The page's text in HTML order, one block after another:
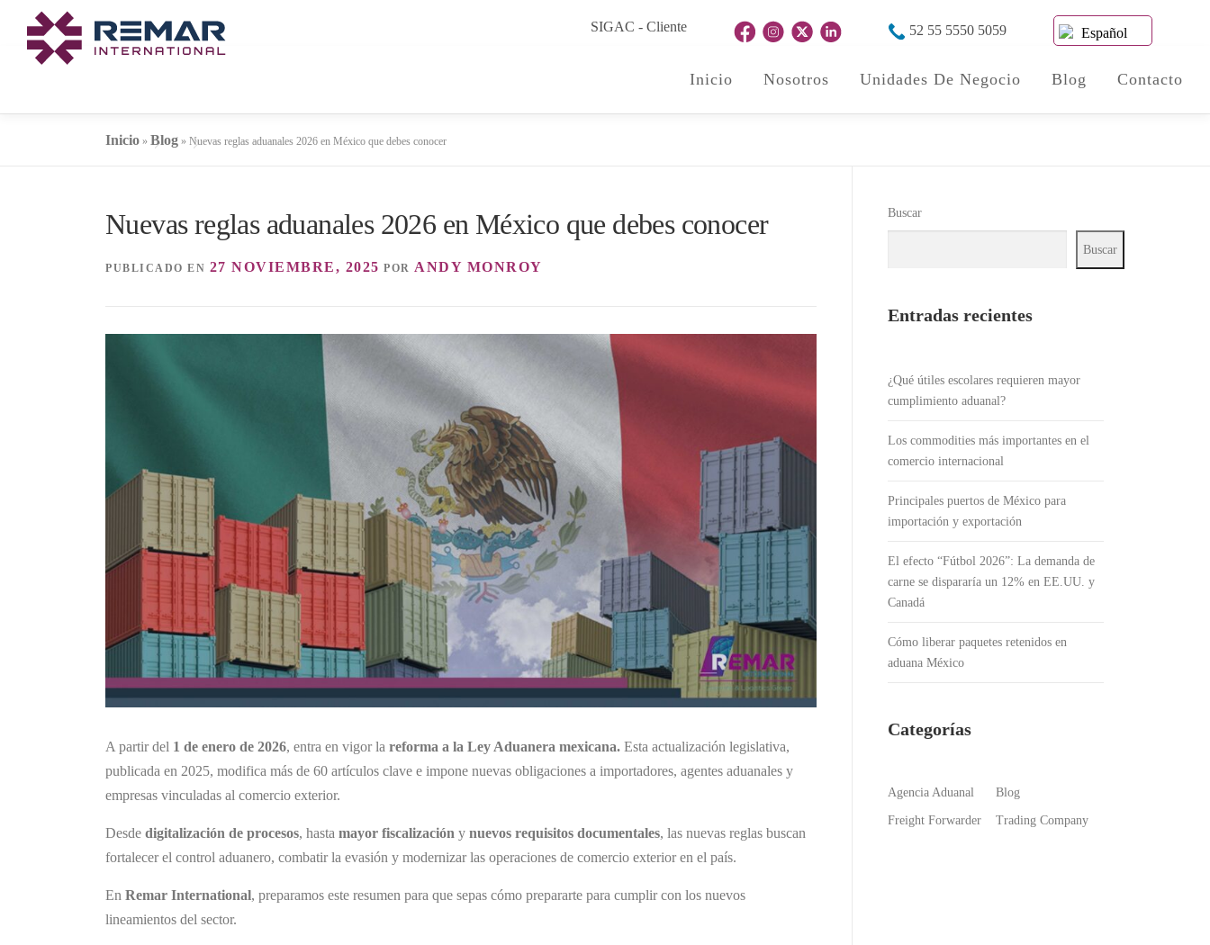
contenido
SIGAC - Cliente 52 55 5550 5059 Español
Inicio Nosotros Unidades De Negocio Blog Contacto
Inicio » Blog » Nuevas reglas aduanales 2026 en México que debes conocer
Nuevas reglas aduanales 2026 en México que debes conocer
PUBLICADO EN 27 NOVIEMBRE, 2025 POR ANDY MONROY
A partir del 1 de enero de 2026, entra en vigor la reforma a la Ley Aduanera mexicana. Esta actualización legislativa,
publicada en 2025, modifica más de 60 artículos clave e impone nuevas obligaciones a importadores, agentes aduanales y
empresas vinculadas al comercio exterior.
Desde digitalización de procesos, hasta mayor fiscalización y nuevos requisitos documentales, las nuevas reglas buscan
fortalecer el control aduanero, combatir la evasión y modernizar las operaciones de comercio exterior en el país.
En Remar International, preparamos este resumen para que sepas cómo prepararte para cumplir con los nuevos
lineamientos del sector.
Buscar
Buscar
Entradas recientes
¿Qué útiles escolares requieren mayor
cumplimiento aduanal?
Los commodities más importantes en el
comercio internacional
Principales puertos de México para
importación y exportación
El efecto “Fútbol 2026”: La demanda de
carne se dispararía un 12% en EE.UU. y
Canadá
Cómo liberar paquetes retenidos en
aduana México
Categorías
Agencia Aduanal Blog
Freight Forwarder Trading Company